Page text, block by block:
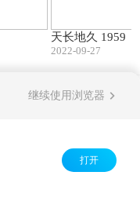
天长地久 1959
2022-09-27
版权所有继续使用浏览器
打开